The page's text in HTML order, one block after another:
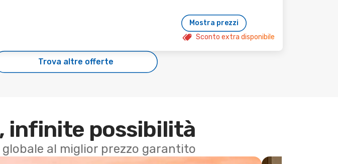
Mostra prezzi
Sconto extra disponibile
Trova altre offerte
infinite possibilità
al miglior prezzo garantito